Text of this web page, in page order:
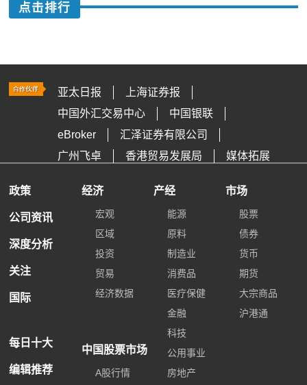
点击排行
亚太日报
上海证券报
中国外汇交易中心
中国银联
eBroker
汇泽证券有限公司
广州飞卓
香港贸易发展局 媒体拓展
政策
公司资讯
深度分析
关注
国际
每日十大
编辑推荐
经济
宏观
区域
投资
贸易
经济数据
中国股票市场
A股行情
产经
能源
原料
制造业
消费品
医疗保健
金融
科技
公用事业
房地产
市场
股票
债券
货币
期货
大宗商品
沪港通